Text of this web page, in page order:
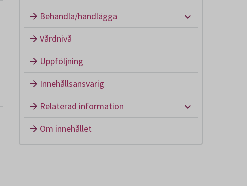
Behandla/handlägga
Vårdnivå
Uppföljning
Innehållsansvarig
Relaterad information
Om innehållet